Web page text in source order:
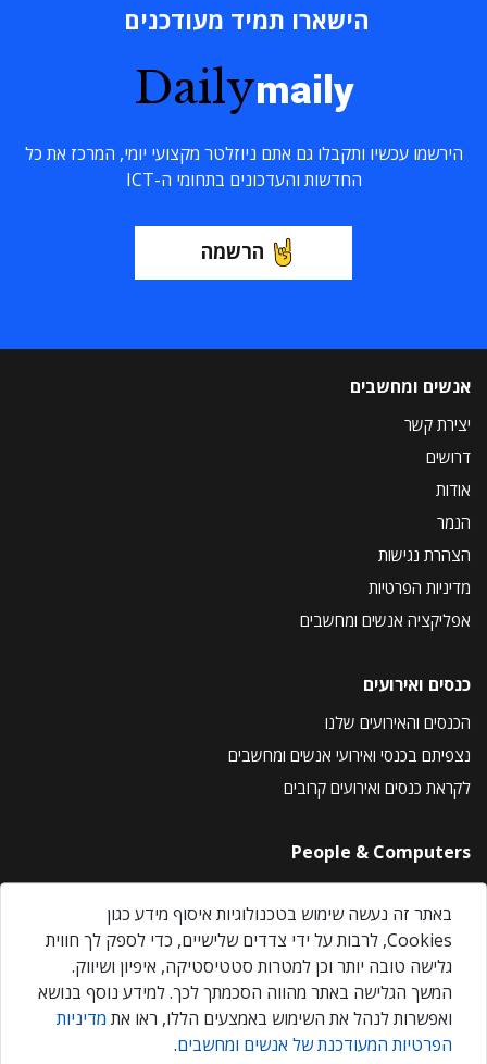
הישארו תמיד מעודכנים
Dailymaily
הירשמו עכשיו ותקבלו גם אתם ניוזלטר מקצועי יומי, המרכז את כל
החדשות והעדכונים בתחומי ה-ICT
הרשמה
אנשים ומחשבים
יצירת קשר
דרושים
אודות
הנמר
הצהרת נגישות
מדיניות הפרטיות
אפליקציה אנשים ומחשבים
כנסים ואירועים
הכנסים והאירועים שלנו
נצפיתם בכנסי ואירועי אנשים ומחשבים
לקראת כנסים ואירועים קרובים
People & Computers
About Us
Privacy Policy
Contact Us
Our Events
באתר זה נעשה שימוש בטכנולוגיות איסוף מידע כגון
Cookies, לרבות על ידי צדדים שלישיים, כדי לספק לך חווית
גלישה טובה יותר וכן למטרות סטטיסטיקה, איפיון ושיווק.
המשך הגלישה באתר מהווה הסכמתך לכך. למידע נוסף בנושא
ואפשרות לנהל את השימוש באמצעים הללו, ראו את מדיניות
הפרטיות המעודכנת של אנשים ומחשבים.